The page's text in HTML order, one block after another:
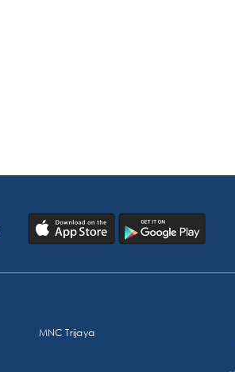
MNC Trijaya